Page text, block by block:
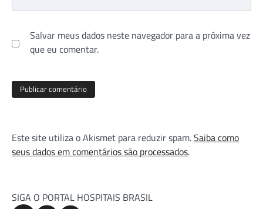
Salvar meus dados neste navegador para a próxima vez
que eu comentar.
Este site utiliza o Akismet para reduzir spam.Saiba como
seus dados em comentários são processados.
SIGA O PORTAL HOSPITAIS BRASIL